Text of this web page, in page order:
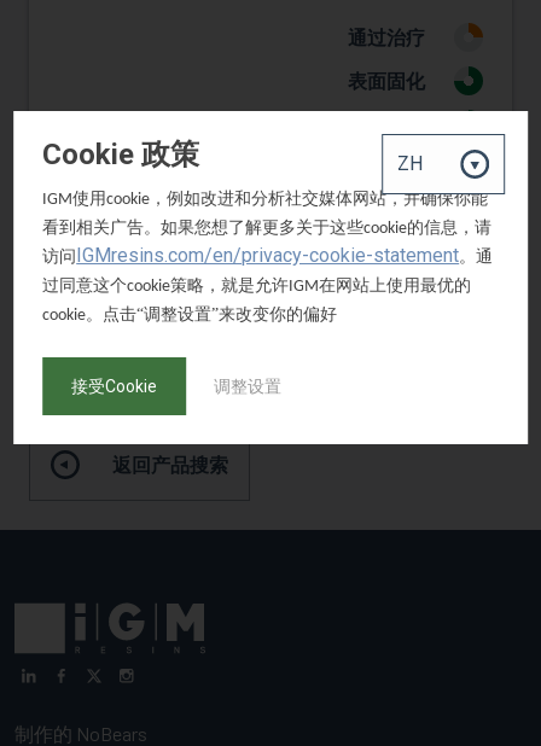
通过治疗
1
表面固化
3
白色系统
2
颜料系统
2
水基系统
返回产品搜索
制作的 NoBears
Cookie 政策
IGM使用cookie ，例如改进和分析社交媒体网站，并确保你能
看到相关广告。如果您想了解更多关于这些cookie的信息，请
访问IGMresins.com/en/privacy-cookie-statement。通
过同意这个cookie策略，就是允许IGM在网站上使用最优的
cookie。点击“调整设置”来改变你的偏好
接受Cookie 调整设置